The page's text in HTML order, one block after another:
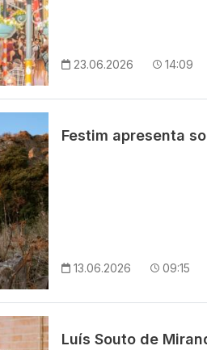
23.06.2026 14:09
Festim apresenta
13.06.2026 09:15
Luís Souto de